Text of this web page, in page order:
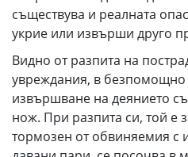
съществува и реалната
укрие или извърши друго
Видно от разпита на
увреждания, в безпомощно
извършване на деянието
нож. При разпита си, той е
тормозен от обвиняемия с